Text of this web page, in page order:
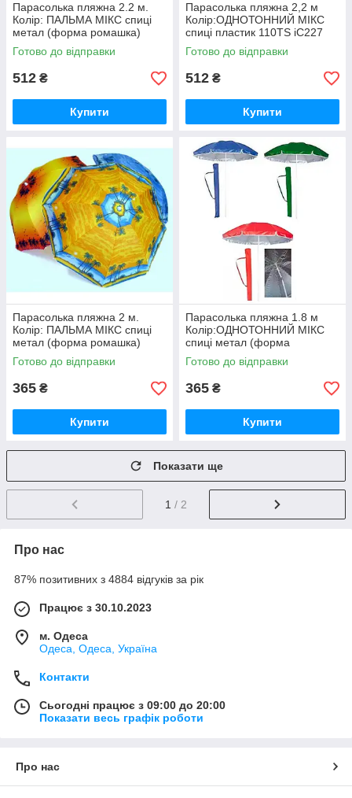
Парасолька пляжна 2.2 м.
Колір: ПАЛЬМА МІКС спиці
метал (форма ромашка)
110M iC227
Готово до відправки
512 ₴
Купити
Парасолька пляжна 2,2 м
Колір:ОДНОТОННИЙ МІКС
спиці пластик 110TS iC227
Готово до відправки
512 ₴
Купити
Парасолька пляжна 2 м.
Колір: ПАЛЬМА МІКС спиці
метал (форма ромашка)
100M iC227
Готово до відправки
365 ₴
Купити
Парасолька пляжна 1.8 м
Колір:ОДНОТОННИЙ МІКС
спиці метал (форма
ромашка) 85TS iC227
Готово до відправки
365 ₴
Купити
Показати ще
1 / 2
Про нас
87% позитивних з 4884 відгуків за рік
Працює з 30.10.2023
м. Одеса
Одеса, Одеса, Україна
Контакти
Сьогодні працює з 09:00 до 20:00
Показати весь графік роботи
Про нас